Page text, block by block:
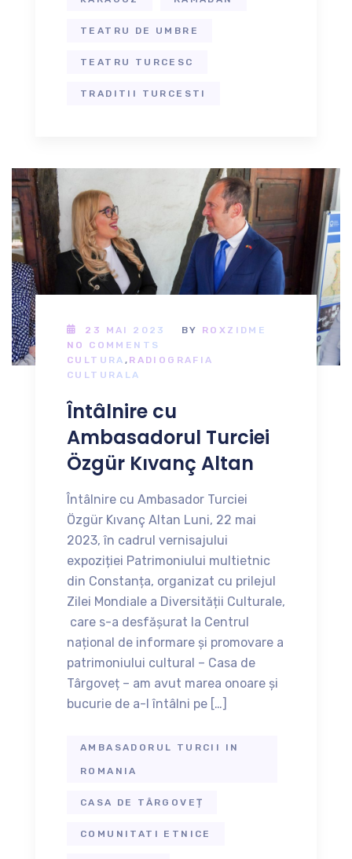
TEATRU DE UMBRE
TEATRU TURCESC
TRADITII TURCESTI
23 MAI 2023 BY ROXZIDME
NO COMMENTS
CULTURA , RADIOGRAFIA
CULTURALA
Întâlnire cu
Ambasadorul Turciei
Özgür Kıvanç Altan
Întâlnire cu Ambasador Turciei
Özgür Kıvanç Altan Luni, 22 mai
2023, în cadrul vernisajului
expoziției Patrimoniului multietnic
din Constanța, organizat cu prilejul
Zilei Mondiale a Diversității Culturale,
care s-a desfășurat la Centrul
național de informare și promovare a
patrimoniului cultural – Casa de
Târgoveț – am avut marea onoare și
bucurie de a-l întâlni pe […]
AMBASADORUL TURCII IN
ROMANIA
CASA DE TÂRGOVEȚ
COMUNITATI ETNICE